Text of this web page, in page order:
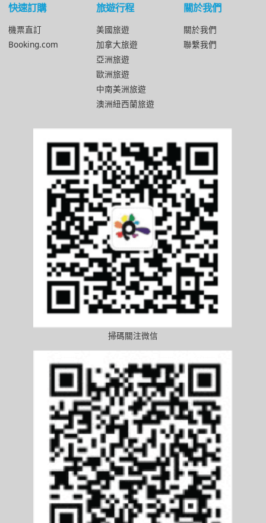
快速訂購
機票直訂
Booking.com
旅遊行程
美國旅遊
加拿大旅遊
亞洲旅遊
歐洲旅遊
中南美洲旅遊
澳洲紐西蘭旅遊
關於我們
關於我們
聯繫我們
掃碼關注微信